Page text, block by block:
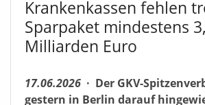
Höhere Beitragssätze ab 2027
Krankenkassen fehlen
Sparpaket mindestens 3,5
Milliarden Euro